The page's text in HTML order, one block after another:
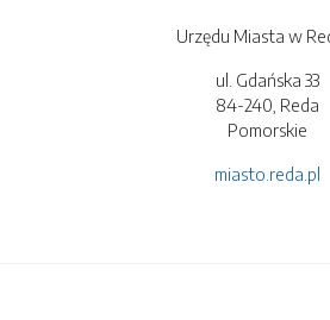
Urzędu Miasta w
ul. Gdańska 33
84-240, Reda
Pomorskie
miasto.reda.pl